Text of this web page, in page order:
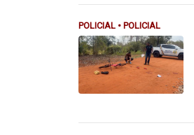
POLICIAL • POLICIAL